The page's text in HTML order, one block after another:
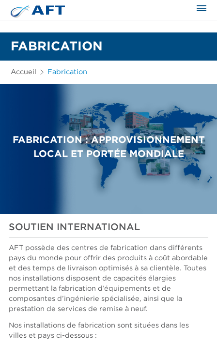
FABRICATION
Accueil Fabrication
FABRICATION : APPROVISIONNEMENT
LOCAL ET PORTÉE MONDIALE
SOUTIEN INTERNATIONAL
AFT possède des centres de fabrication dans différents
pays du monde pour offrir des produits à coût abordable
et des temps de livraison optimisés à sa clientèle. Toutes
nos installations disposent de capacités élargies
permettant la fabrication d’équipements et de
composantes d’ingénierie spécialisée, ainsi que la
prestation de services de remise à neuf.
Nos installations de fabrication sont situées dans les
villes et pays ci-dessous :